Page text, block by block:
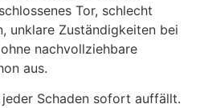
Tor, schlecht
unklare Zuständigkeiten bei
nachvollziehbare
aus.
Schaden sofort auffällt.